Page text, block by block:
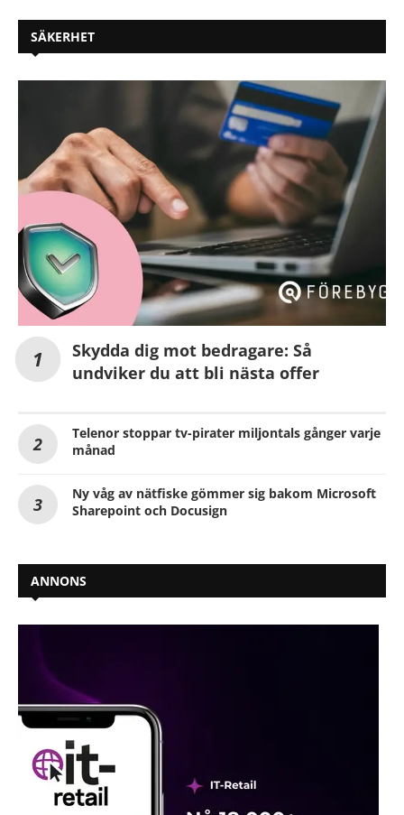
SÄKERHET
Skydda dig mot bedragare: Så
undviker du att bli nästa offer
Telenor stoppar tv-pirater miljontals gånger varje
månad
Ny våg av nätfiske gömmer sig bakom Microsoft
Sharepoint och Docusign
ANNONS